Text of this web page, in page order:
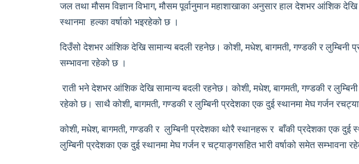
जल तथा मौसम विज्ञान विभाग, मौसम पूर्वानुमान महाशाखाका अनुसार हाल देशभर आंशिक
स्थानमा हल्का वर्षाको भइरहेको छ ।
दिउँसो देशभर आंशिक देखि सामान्य बदली रहनेछ। कोशी, मधेश, बागमती, गण्डकी र लुम्बिनी
सम्भावना रहेको छ ।
राती भने देशभर आंशिक देखि सामान्य बदली रहनेछ। कोशी, मधेश, बागमती, गण्डकी र
रहेको छ। साथै कोशी, बागमती, गण्डकी र लुम्बिनी प्रदेशका एक दुई स्थानमा मेघ गर्जन
कोशी, मधेश, बागमती, गण्डकी र लुम्बिनी प्रदेशका थोरै स्थानहरू र बाँकी प्रदेशका एक दुई
लुम्बिनी प्रदेशका एक दुई स्थानमा मेघ गर्जन र चट्याङ्गसहित भारी वर्षाको समेत सम्भावना